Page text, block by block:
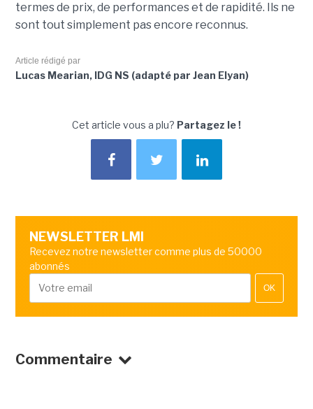
termes de prix, de performances et de rapidité. Ils ne
sont tout simplement pas encore reconnus.
Article rédigé par
Lucas Mearian, IDG NS (adapté par Jean Elyan)
Cet article vous a plu? Partagez le !
NEWSLETTER LMI
Recevez notre newsletter comme plus de 50000
abonnés
OK
Commentaire